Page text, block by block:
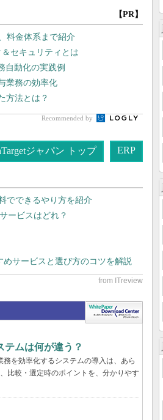
【PR】
料金体系まで紹介
セキュリティとは
自動化の実践例
業務の効率化
方法とは？
Recommended by
ジャパン トップ ERP
でできるやり方を紹介
ービスはどれ？
めサービスと選び方のコツを解説
テムは何が違う？
を効率化するシステムの導入は、あら
比較・選定時のポイントを、分かりやす